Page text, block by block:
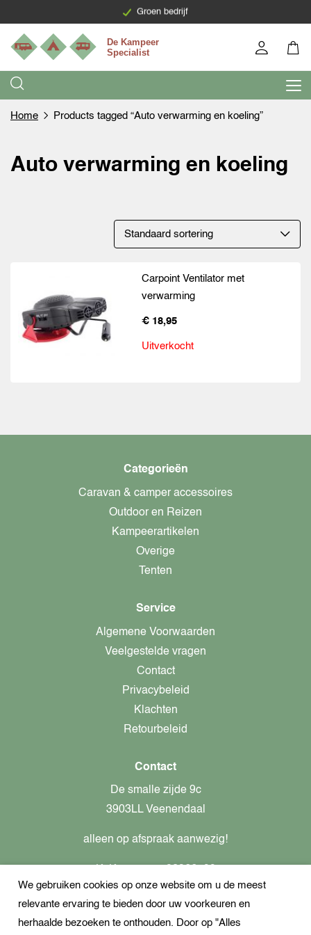
Groen bedrijf
Levering binnen 7 werkdagen
Home Products tagged “Auto verwarming en koeling”
Auto verwarming en koeling
Carpoint Ventilator met
verwarming
€ 18,95
Uitverkocht
Categorieën
Caravan & camper accessoires
Outdoor en Reizen
Kampeerartikelen
Overige
Tenten
Service
Algemene Voorwaarden
Veelgestelde vragen
Contact
Privacybeleid
Klachten
Retourbeleid
Contact
De smalle zijde 9c
3903LL Veenendaal
alleen op afspraak aanwezig!
Btw-nummer: nl862437301B01
+31621944547
We gebruiken cookies op onze website om u de meest
relevante ervaring te bieden door uw voorkeuren en
herhaalde bezoeken te onthouden. Door op "Alles